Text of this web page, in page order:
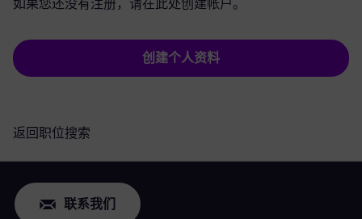
如果您还没有注册，请在此处创建帐户。
创建个人资料
返回职位搜索
联系我们